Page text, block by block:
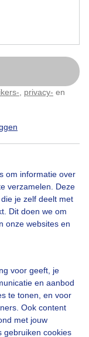
privacy- en
om informatie over
verzamelen. Deze
je zelf deelt met
Dit doen we om
onze websites en
voor geeft, je
en aanbod
te tonen, en voor
Ook content
met jouw
gebruiken cookies